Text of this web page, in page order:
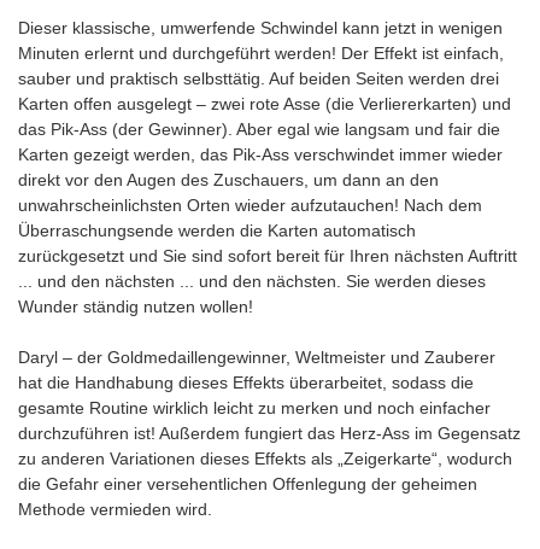
Dieser klassische, umwerfende Schwindel kann jetzt in wenigen
Minuten erlernt und durchgeführt werden! Der Effekt ist einfach,
sauber und praktisch selbsttätig. Auf beiden Seiten werden drei
Karten offen ausgelegt – zwei rote Asse (die Verliererkarten) und
das Pik-Ass (der Gewinner). Aber egal wie langsam und fair die
Karten gezeigt werden, das Pik-Ass verschwindet immer wieder
direkt vor den Augen des Zuschauers, um dann an den
unwahrscheinlichsten Orten wieder aufzutauchen! Nach dem
Überraschungsende werden die Karten automatisch
zurückgesetzt und Sie sind sofort bereit für Ihren nächsten Auftritt
... und den nächsten ... und den nächsten. Sie werden dieses
Wunder ständig nutzen wollen!
Daryl – der Goldmedaillengewinner, Weltmeister und Zauberer
hat die Handhabung dieses Effekts überarbeitet, sodass die
gesamte Routine wirklich leicht zu merken und noch einfacher
durchzuführen ist! Außerdem fungiert das Herz-Ass im Gegensatz
zu anderen Variationen dieses Effekts als „Zeigerkarte“, wodurch
die Gefahr einer versehentlichen Offenlegung der geheimen
Methode vermieden wird.